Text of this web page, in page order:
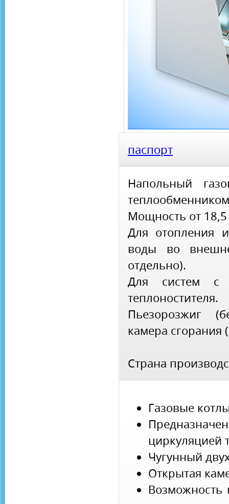
паспорт
Напольный
Мощность от 18,5
Для отопления
воды во
отдельно).
Для систем с
теплоностителя.
Пьезорозжиг
камера
Страна
Газовые
циркуляцией
Чугунный
Открытая
Возможность